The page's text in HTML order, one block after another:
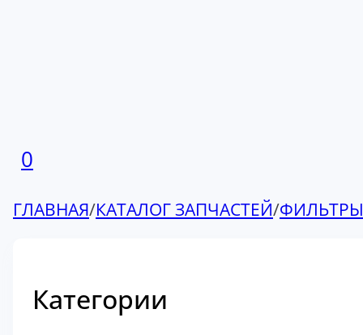
0
ГЛАВНАЯ/КАТАЛОГ ЗАПЧАСТЕЙ/ФИЛЬТРЫ
Категории